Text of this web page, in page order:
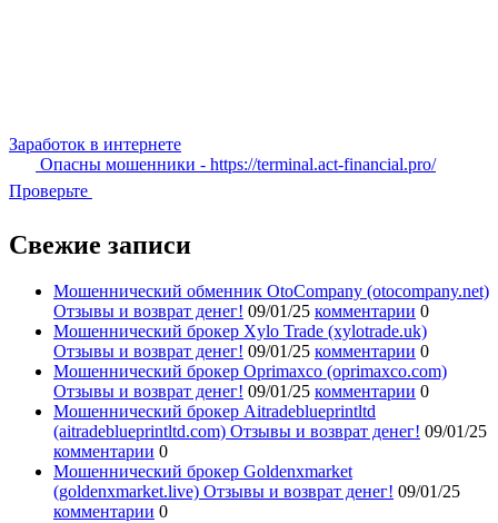
Заработок в интернете
Опасны мошенники - https://terminal.act-financial.pro/
Проверьте
Свежие записи
Мошеннический обменник OtoCompany (otocompany.net)
Отзывы и возврат денег! 09/01/25 комментарии 0
Мошеннический брокер Xylo Trade (xylotrade.uk)
Отзывы и возврат денег! 09/01/25 комментарии 0
Мошеннический брокер Oprimaxco (oprimaxco.com)
Отзывы и возврат денег! 09/01/25 комментарии 0
Мошеннический брокер Aitradeblueprintltd
(aitradeblueprintltd.com) Отзывы и возврат денег! 09/01/25
комментарии 0
Мошеннический брокер Goldenxmarket
(goldenxmarket.live) Отзывы и возврат денег! 09/01/25
комментарии 0